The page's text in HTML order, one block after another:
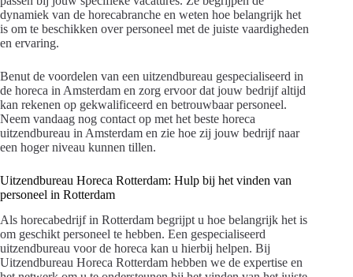
dynamiek van de horecabranche en weten hoe belangrijk het
is om te beschikken over personeel met de juiste vaardigheden
en ervaring.
Benut de voordelen van een uitzendbureau gespecialiseerd in
de horeca in Amsterdam en zorg ervoor dat jouw bedrijf altijd
kan rekenen op gekwalificeerd en betrouwbaar personeel.
Neem vandaag nog contact op met het beste horeca
uitzendbureau in Amsterdam en zie hoe zij jouw bedrijf naar
een hoger niveau kunnen tillen.
Uitzendbureau Horeca Rotterdam: Hulp bij het vinden van
personeel in Rotterdam
Als horecabedrijf in Rotterdam begrijpt u hoe belangrijk het is
om geschikt personeel te hebben. Een gespecialiseerd
uitzendbureau voor de horeca kan u hierbij helpen. Bij
Uitzendbureau Horeca Rotterdam hebben we de expertise en